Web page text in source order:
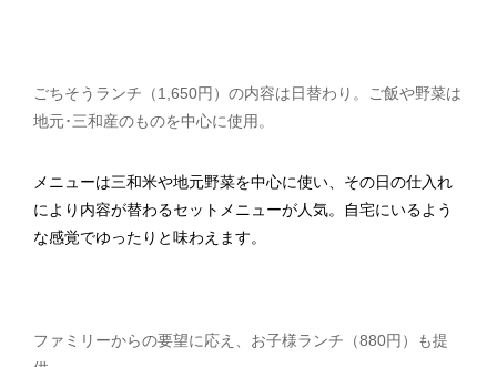
ごちそうランチ（1,650円）の内容は日替わり。ご飯や野菜は
地元･三和産のものを中心に使用。
メニューは三和米や地元野菜を中心に使い、その日の仕入れ
により内容が替わるセットメニューが人気。自宅にいるよう
な感覚でゆったりと味わえます。
ファミリーからの要望に応え、お子様ランチ（880円）も提